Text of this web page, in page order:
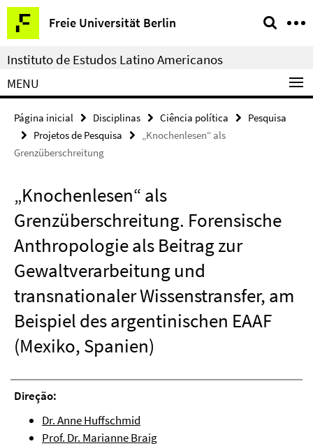
Springe
direkt
zu
Inhalt
Freie Universität Berlin
Serviço
de
navegação
Instituto de Estudos Latino Americanos
MENU
Página inicial Disciplinas Ciência política
Pesquisa
Projetos de Pesquisa
„Knochenlesen“ als
Grenzüberschreitung
„Knochenlesen“ als
Grenzüberschreitung. Forensische
Anthropologie als Beitrag zur
Gewaltverarbeitung und
transnationaler Wissenstransfer, am
Beispiel des argentinischen EAAF
(Mexiko, Spanien)
Direção:
Dr. Anne Huffschmid
Prof. Dr. Marianne Braig